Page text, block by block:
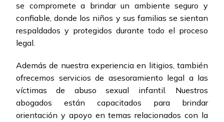
se compromete a brindar un ambiente seguro y
confiable, donde los niños y sus familias se sientan
respaldados y protegidos durante todo el proceso
legal.
Además de nuestra experiencia en litigios, también
ofrecemos servicios de asesoramiento legal a las
víctimas de abuso sexual infantil. Nuestros
abogados están capacitados para brindar
orientación y apoyo en temas relacionados con la